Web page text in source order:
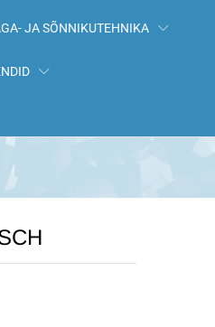
JA SÕNNIKUTEHNIKA